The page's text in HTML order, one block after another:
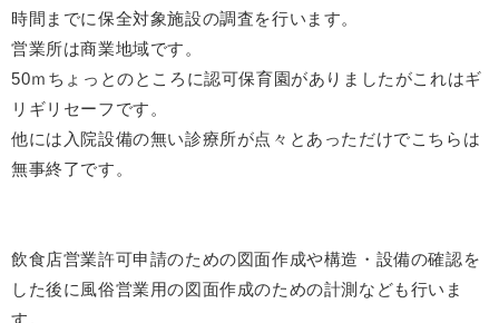
時間までに保全対象施設の調査を行います。
営業所は商業地域です。
50ｍちょっとのところに認可保育園がありましたがこれはギ
リギリセーフです。
他には入院設備の無い診療所が点々とあっただけでこちらは
無事終了です。
飲食店営業許可申請のための図面作成や構造・設備の確認を
した後に風俗営業用の図面作成のための計測なども行いま